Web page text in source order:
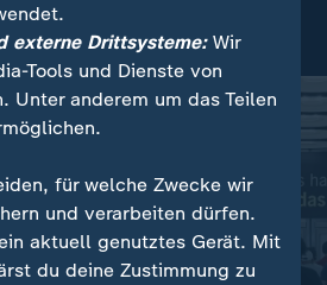
veröffentlicht
externe Drittsysteme:Wir
Tools und Dienste von
Unter anderem um das Teilen
für welche Zwecke wir
und verarbeiten dürfen.
aktuell genutztes Gerät. Mit
du deine Zustimmung zu